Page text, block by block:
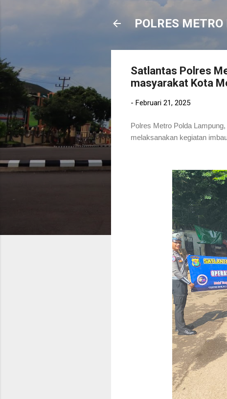
POLRES
Satlantas Polres
masyarakat Kota
- Februari 21, 2025
Polres Metro Polda
melaksanakan kegiatan